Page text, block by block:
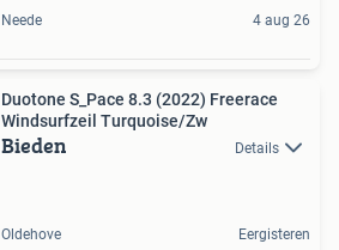
Neede 4 aug 26
Duotone S_Pace 8.3 (2022) Freerace
Windsurfzeil Turquoise/Zw
Bieden Details
Oldehove Eergisteren